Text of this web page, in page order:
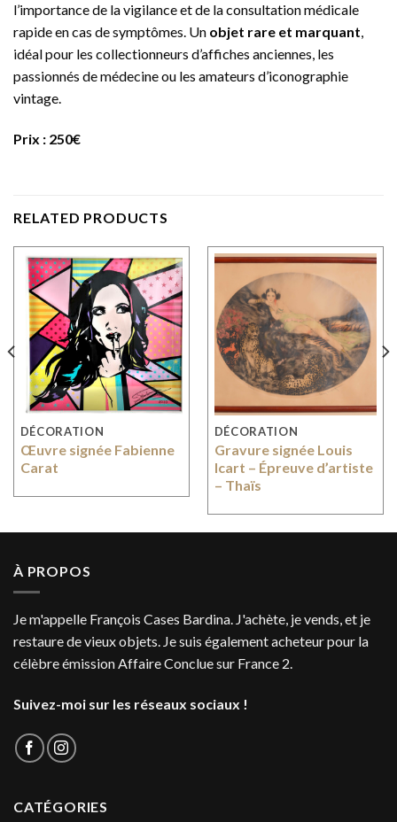
l’importance de la vigilance et de la consultation médicale
rapide en cas de symptômes. Un objet rare et marquant,
idéal pour les collectionneurs d’affiches anciennes, les
passionnés de médecine ou les amateurs d’iconographie
vintage.
Prix : 250€
RELATED PRODUCTS
DÉCORATION
Œuvre signée Fabienne
Carat
DÉCORATION
Gravure signée Louis
Icart – Épreuve d’artiste
– Thaïs
À PROPOS
Je m'appelle François Cases Bardina. J'achète, je vends, et je
restaure de vieux objets. Je suis également acheteur pour la
célèbre émission Affaire Conclue sur France 2.
Suivez-moi sur les réseaux sociaux !
CATÉGORIES